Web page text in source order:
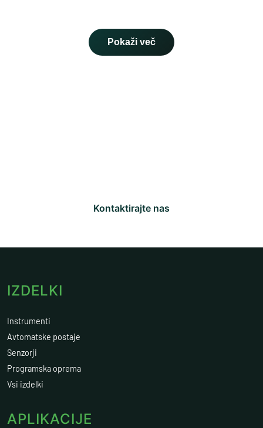
Pokaži več
Kontaktirajte nas
IZDELKI
Instrumenti
Avtomatske postaje
Senzorji
Programska oprema
Vsi izdelki
APLIKACIJE